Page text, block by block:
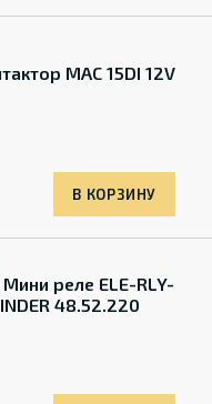
MAC 15DI 12V
В КОРЗИНУ
Мини реле ELE-RLY-
48.52.220